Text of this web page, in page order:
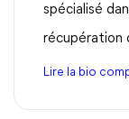
spécialisé
récupération
Lire la bio